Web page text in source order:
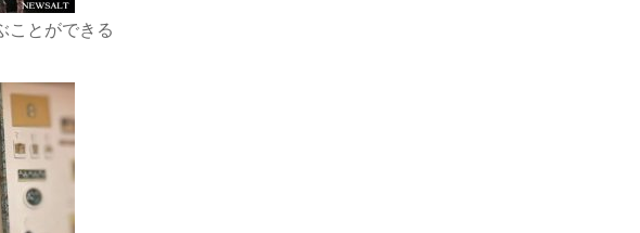
ことができる